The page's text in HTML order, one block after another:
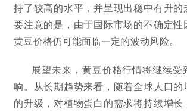
持了较高的水平，并呈现出稳中有升的
要注意的是，由于国际市场的不确定
黄豆价格仍可能面临一定的波动风险。
展望未来，黄豆价格行情将继续受
响。从长期趋势来看，随着全球人口的
的升级，对植物蛋白的需求将持续增长